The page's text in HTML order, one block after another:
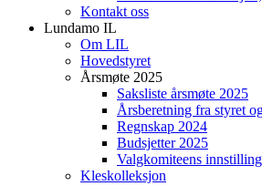
Kontakt oss
Lundamo IL
Om LIL
Hovedstyret
Årsmøte 2025
Saksliste årsmøte 2025
Årsberetning fra styret
Regnskap 2024
Budsjetter 2025
Valgkomiteens innstilling
Kleskolleksjon